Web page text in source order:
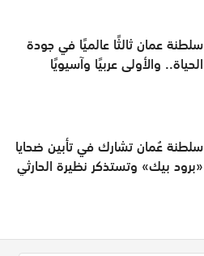
سلطنة عمان ثالثًا عالميًا في جودة
الحياة.. والأولى عربيًا وآسيويًا
سلطنة عُمان تشارك في تأبين ضحايا
«برود بيك» وتستذكر نظيرة الحارثي